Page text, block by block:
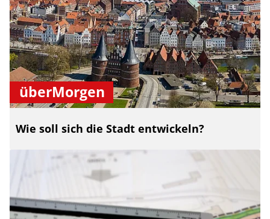
überMorgen
Wie soll sich die Stadt entwickeln?